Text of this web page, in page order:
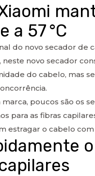
a 57 °C
do novo secador de
novo secador
do cabelo, mas
marca, poucos são os
para as fibras
estragar o cabelo